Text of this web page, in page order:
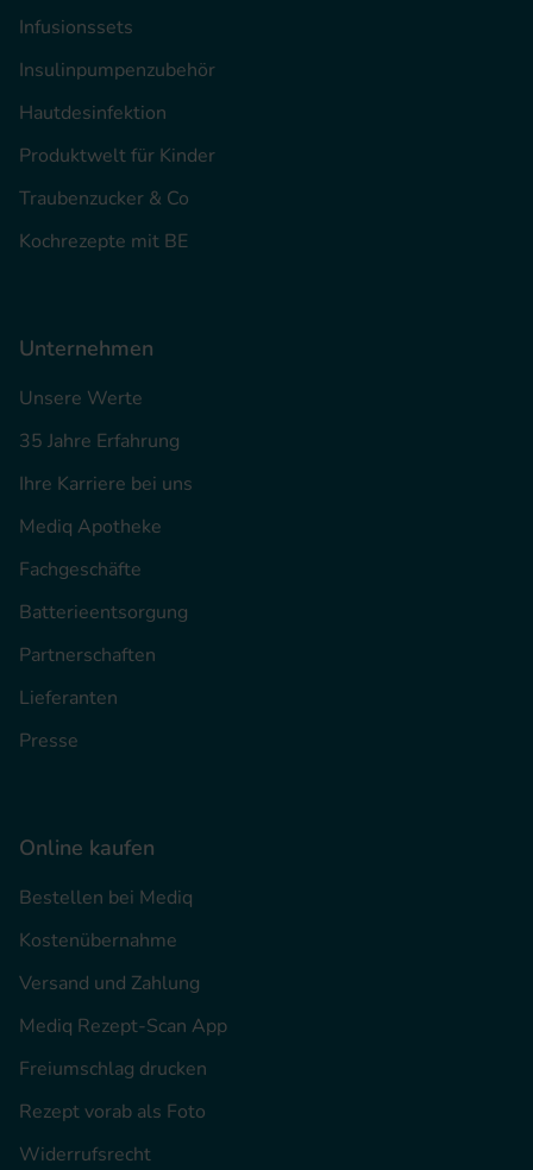
Infusionssets
Insulinpumpenzubehör
Hautdesinfektion
Produktwelt für Kinder
Traubenzucker & Co
Kochrezepte mit BE
Unternehmen
Unsere Werte
35 Jahre Erfahrung
Ihre Karriere bei uns
Mediq Apotheke
Fachgeschäfte
Batterieentsorgung
Partnerschaften
Lieferanten
Presse
Online kaufen
Bestellen bei Mediq
Kostenübernahme
Versand und Zahlung
Mediq Rezept-Scan App
Freiumschlag drucken
Rezept vorab als Foto
Widerrufsrecht